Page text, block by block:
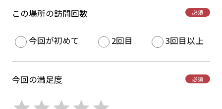
この場所の訪問回数 必須
今回が初めて 2回目 3回目以上
今回の満足度 必須